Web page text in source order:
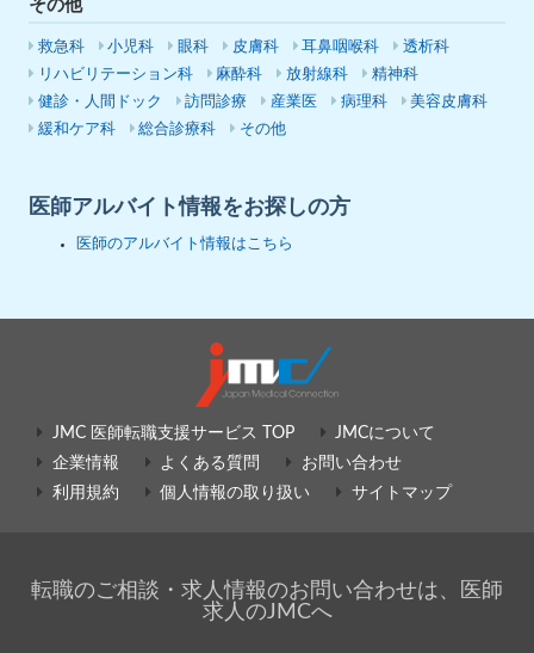
その他
救急科 小児科 眼科 皮膚科 耳鼻咽喉科
透析科
リハビリテーション科
麻酔科 放射線科
精神科
健診・人間ドック
訪問診療 産業医 病理科
美容皮膚科
緩和ケア科
総合診療科 その他
医師アルバイト情報をお探しの方
医師のアルバイト情報はこちら
JMC 医師転職支援サービス TOP
JMCについて
企業情報
よくある質問
お問い合わせ
利用規約
個人情報の取り扱い サイトマップ
転職のご相談・求人情報のお問い合わせは、医師
求人のJMCへ